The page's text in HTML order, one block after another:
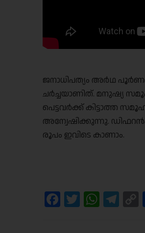
ജനാധിപത്യം അർഥ
ചർച്ചയാണിത്. മനുഷ്യ
പെട്ടവർക്ക് കിട്ടാത്ത
അന്വേഷിക്കുന്നു.
രൂപം ഇവിടെ കാണാം.
Facebook
Twitter